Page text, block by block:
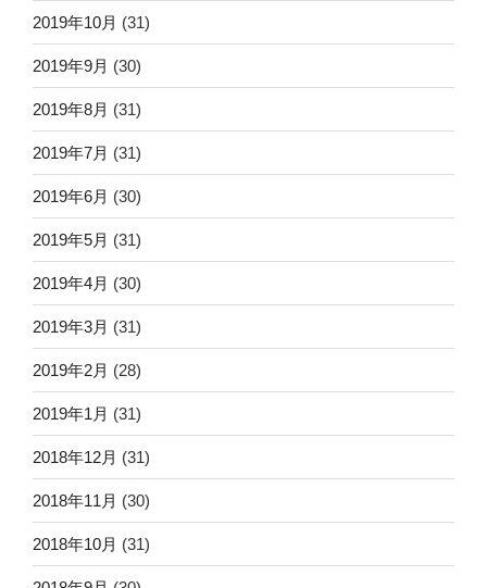
2019年10月 (31)
2019年9月 (30)
2019年8月 (31)
2019年7月 (31)
2019年6月 (30)
2019年5月 (31)
2019年4月 (30)
2019年3月 (31)
2019年2月 (28)
2019年1月 (31)
2018年12月 (31)
2018年11月 (30)
2018年10月 (31)